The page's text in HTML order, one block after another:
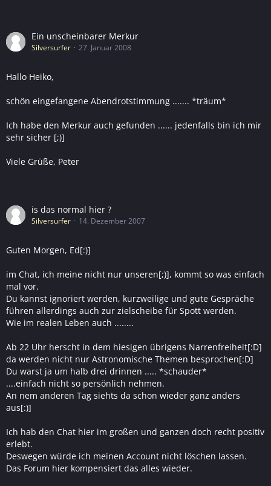
Ein unscheinbarer Merkur
Silversurfer 27. Januar 2008
Hallo Heiko,
schön eingefangene Abendrotstimmung ....... *träum*
Ich habe den Merkur auch gefunden ...... jedenfalls bin ich mir
sehr sicher [;)]
Viele Grüße, Peter
is das normal hier ?
Silversurfer 14. Dezember 2007
Guten Morgen, Ed[:)]
im Chat, ich meine nicht nur unseren[;)], kommt so was einfach
mal vor.
Du kannst ignoriert werden, kurzweilige und gute Gespräche
führen allerdings auch zur zielscheibe für Spott werden.
Wie im realen Leben auch ........
Ab 22 Uhr herscht in dem hiesigen übrigens Narrenfreiheit[:D]
da werden nicht nur Astronomische Themen besprochen[:D]
Du warst ja um halb drei drinnen ..... *schauder*
....einfach nicht so persönlich nehmen.
An nem anderen Tag siehts da schon wieder ganz anders
aus[:)]
Ich hab den Chat hier im großen und ganzen doch recht positiv
erlebt.
Deswegen würde ich meinen Account nicht löschen lassen.
Das Forum hier kompensiert das alles wieder.